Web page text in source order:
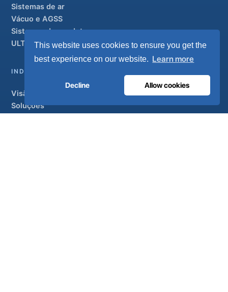
This website uses cookies to ensure you get the
best experience on our website. Learn more
Decline Allow cookies
Sistemas de ar
Vácuo e AGSS
Sistemas de condutas
ULTRAOX
Modelo de topo de gama
INDUSTRIAL
Visão geral
Soluções